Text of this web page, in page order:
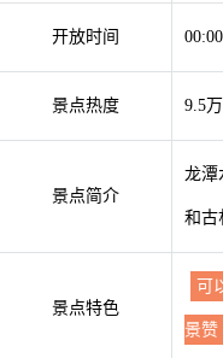
开放时间
景点热度 9.5
景点简介
龙潭
和古
景点特色
可
景赞